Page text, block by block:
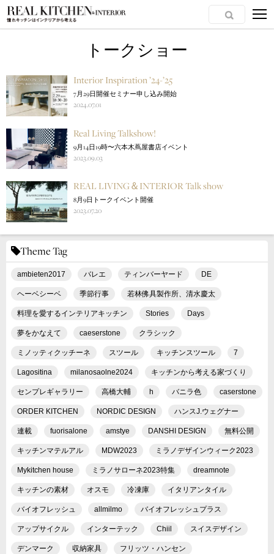
トークショー
Interior Inspiration ’24-’25
7月29日開催セミナー申し込み開始
2024.07.01
Real Living Talkshow!
9月14日19時〜六本木蔦屋書店イベント
2023.09.03
REAL LIVING＆INTERIOR Talk show
8月9日トークイベント開催
2023.07.20
Theme Tag
ambieten2017 バレエ ティンバーヤード DE
ヘーベシーベ 季節行事 若林佛具製作所、清水慶太
料理を愛するインテリアキッチン Stories Days
夢をかなえて caeserstone クラシック
ミノッティクッチーネ スツール キッチンスツール 7
Lagositina milanosaolne2024 キッチンから考える家づくり
センプレギャラリー 高橋大輔 h バニラ色 caserstone
ORDER KITCHEN NORDIC DESIGN ハンスJ.ウェグナー
連載 fuorisalone amstye DANSHI DESIGN 無料公開
キッチンマテルアル MDW2023 ミラノデザインウィーク2023
Mykitchen house ミラノサローネ2023特集 dreamnote
キッチンの素材 オスモ 冷凍庫 イタリアンタイル
バイオフレッシュ allmilmo バイオフレッシュプラス
アップサイクル インターテック Chiil スイスデザイン
デンマーク 収納家具 フリッツ・ハンセン